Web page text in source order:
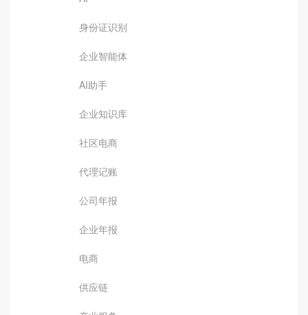
身份证识别
企业智能体
AI助手
企业知识库
社区电商
代理记账
公司年报
企业年报
电商
供应链